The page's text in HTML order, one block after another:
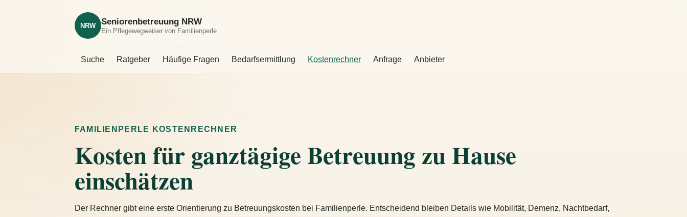
NRW Seniorenbetreuung NRW
Ein Pflegewegweiser von Familienperle
Suche Ratgeber Häufige Fragen Bedarfsermittlung Kostenrechner Anfrage Anbieter
FAMILIENPERLE KOSTENRECHNER
Kosten für ganztägige Betreuung zu Hause
einschätzen
Der Rechner gibt eine erste Orientierung zu Betreuungskosten bei Familienperle. Entscheidend bleiben Details wie Mobilität, Demenz, Nachtbedarf,